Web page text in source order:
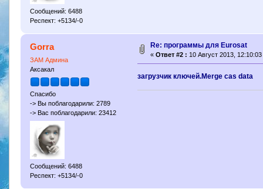
Сообщений: 6488
Респект: +5134/-0
Gorra
ЗАМ Админа
Аксакал
Спасибо
-> Вы поблагодарили: 2789
-> Вас поблагодарили: 23412
Сообщений: 6488
Респект: +5134/-0
Re: программы для Еurosat
« Ответ #2 : 10 Август 2013, 12:10:03
загрузчик ключей.Merge cas data